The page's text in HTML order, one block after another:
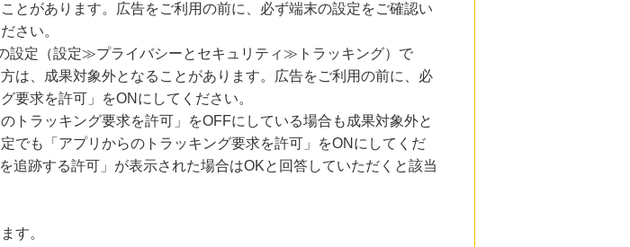
とがあります。広告をご利用の前に、必ず端末の設定をご確認い
さい。
設定（設定≫プライバシーとセキュリティ≫トラッキング）で
は、成果対象外となることがあります。広告をご利用の前に、必
要求を許可」をONにしてください。
トラッキング要求を許可」をOFFにしている場合も成果対象外と
でも「アプリからのトラッキング要求を許可」をONにしてくだ
追跡する許可」が表示された場合はOKと回答していただくと該当
す。